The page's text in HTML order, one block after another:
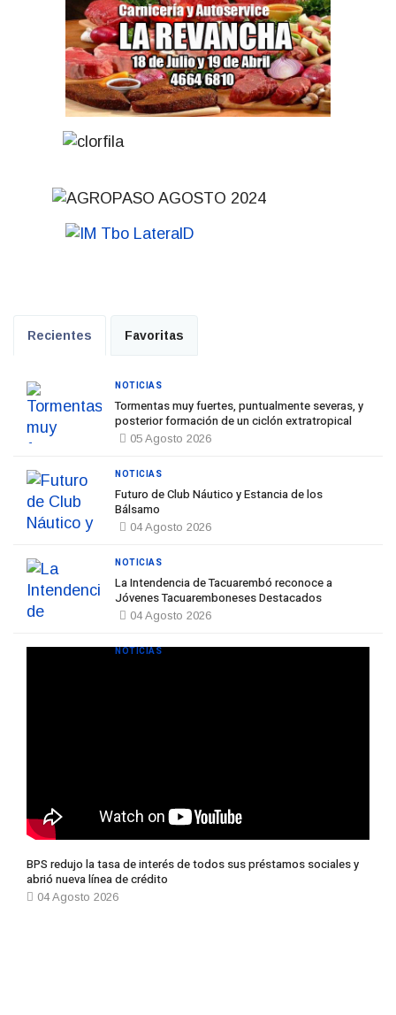
Recientes Favoritas
Tormentas muy fuertes, puntualmente severas, y
posterior formación de un ciclón extratropical
05 Agosto 2026
NOTICIAS
Futuro de Club Náutico y Estancia de los
Bálsamo
04 Agosto 2026
NOTICIAS
La Intendencia de Tacuarembó reconoce a
Jóvenes Tacuaremboneses Destacados
04 Agosto 2026
NOTICIAS
BPS redujo la tasa de interés de todos sus préstamos sociales y
abrió nueva línea de crédito
04 Agosto 2026
NOTICIAS